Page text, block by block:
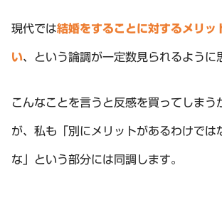
現代では結婚をすることに対するメリッ
い、という論調が一定数見られるように
こんなことを言うと反感を買ってしまう
が、私も「別にメリットがあるわけでは
な」という部分には同調します。